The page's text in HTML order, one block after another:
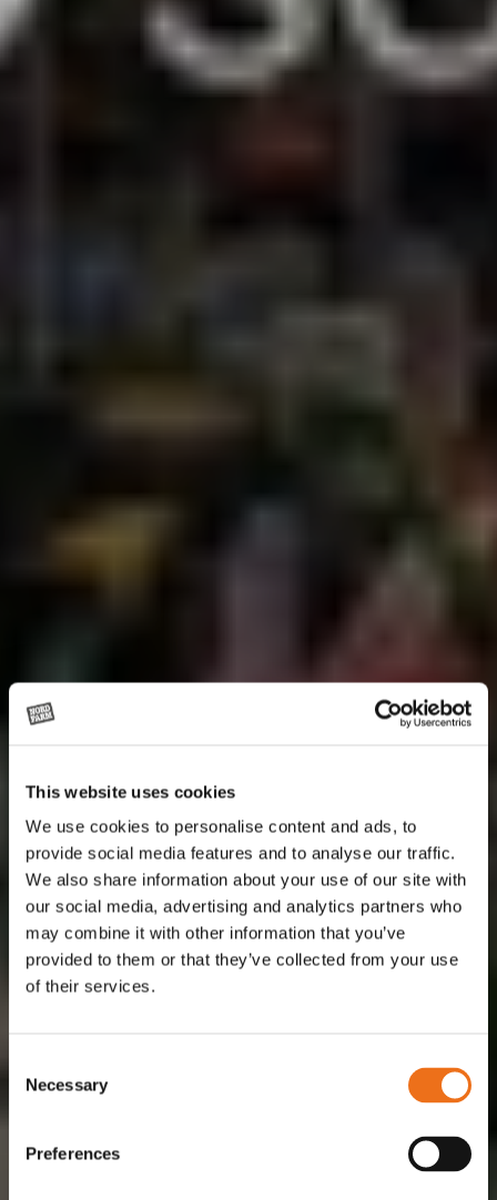
This website uses cookies
We use cookies to personalise content and ads, to
provide social media features and to analyse our traffic.
We also share information about your use of our site with
our social media, advertising and analytics partners who
may combine it with other information that you’ve
provided to them or that they’ve collected from your use
of their services.
Selection
Necessary
Preferences